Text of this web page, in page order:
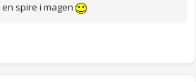
spire i magen